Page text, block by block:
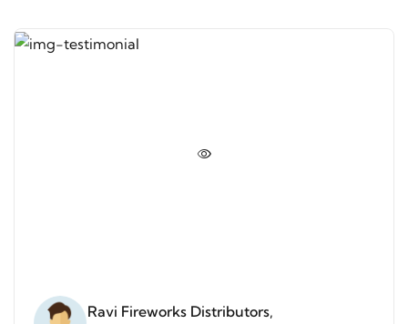
Ravi Fireworks Distributors,